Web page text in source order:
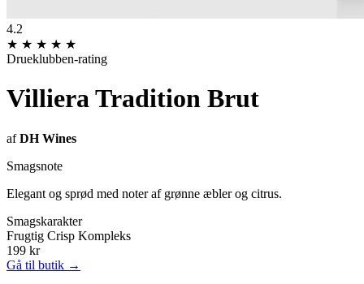
4.2
★ ★ ★ ★ ★
Drueklubben-rating
Villiera Tradition Brut
afDH Wines
Smagsnote
Elegant og sprød med noter af grønne æbler og citrus.
Smagskarakter
Frugtig Crisp Kompleks
199 kr
Gå til butik →